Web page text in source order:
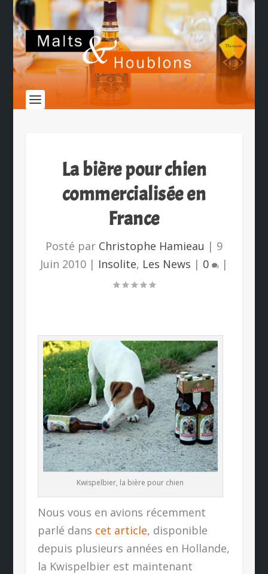
La bière pour chien
commercialisée en
France
Posté par Christophe Hamieau | 9
Juin 2010| Insolite, Les News | 0 |
Kwispelbier, la bière pour chien
Nous vous en avions récemment
parlé dans cet article, disponible
depuis plusieurs années en Hollande,
la Kwispelbier est maintenant